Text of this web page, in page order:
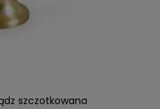
szczotkowana